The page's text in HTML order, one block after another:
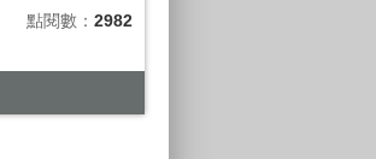
點閱數： 2982